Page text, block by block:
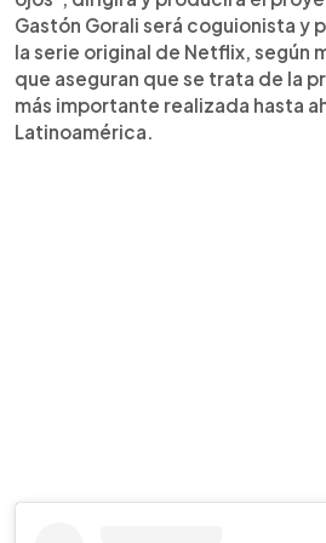
Gastón Gorali será coguionista y
la serie original de Netflix, según
que aseguran que se trata de la
más importante realizada hasta
Latinoamérica.